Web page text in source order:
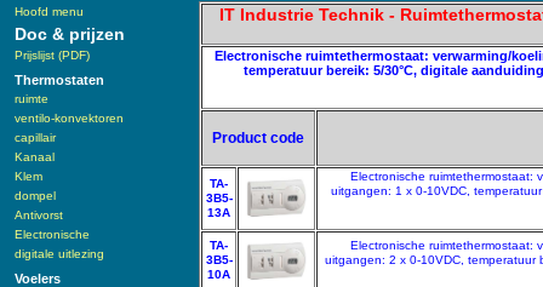
Hoofd menu
Doc & prijzen
Prijslijst (PDF)
Thermostaten
ruimte
ventilo-konvektoren
capillair
Kanaal
Klem
dompel
Antivorst
Electronische
digitale uitlezing
Voelers
IT Industrie Technik -
Electronische ruimtethermostaat: verwarming/
temperatuur bereik: 5/30°C, digitale
Product code
TA-
3B5-
13A
Electronische ruimtethermostaat:
uitgangen: 1 x 0-10VDC,
TA-
3B5-
10A
Electronische ruimtethermostaat:
uitgangen: 2 x 0-10VDC, temperatuur